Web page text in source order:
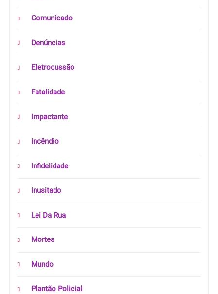
Comunicado
Denúncias
Eletrocussão
Fatalidade
Impactante
Incêndio
Infidelidade
Inusitado
Lei Da Rua
Mortes
Mundo
Plantão Policial